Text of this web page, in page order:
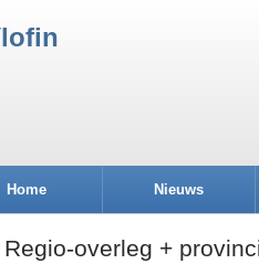
Home Nieuws
Regio-overleg +